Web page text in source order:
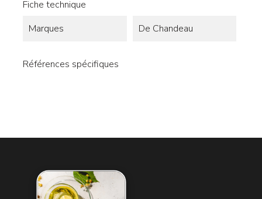
Fiche technique
Marques
De Chandeau
Références spécifiques